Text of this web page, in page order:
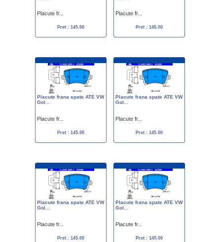
Placute fr...
Pret : 145.00
Placute fr...
Pret : 145.00
Placute frana spate ATE VW
Gol...
Placute fr...
Pret : 145.00
Placute frana spate ATE VW
Gol...
Placute fr...
Pret : 145.00
Placute frana spate ATE VW
Gol...
Placute fr...
Pret : 145.00
Placute frana spate ATE VW
Gol...
Placute fr...
Pret : 145.00